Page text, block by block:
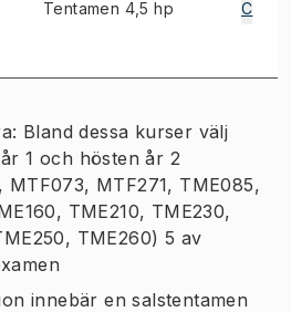
Tentamen 4,5 hp C
Bland dessa kurser välj
1 och hösten år 2
MTF271, TME085,
TME210, TME230,
TME260) 5 av
innebär en salstentamen